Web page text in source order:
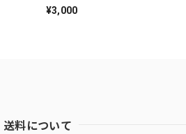
¥3,000
送料について